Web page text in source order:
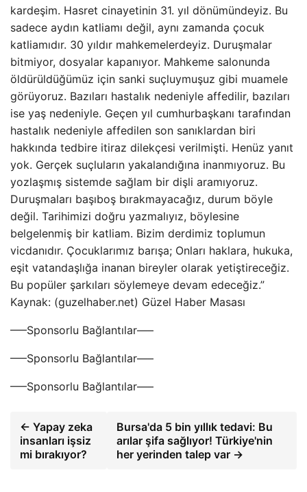
kardeşim. Hasret cinayetinin 31. yıl dönümündeyiz. Bu
sadece aydın katliamı değil, aynı zamanda çocuk
katliamıdır. 30 yıldır mahkemelerdeyiz. Duruşmalar
bitmiyor, dosyalar kapanıyor. Mahkeme salonunda
öldürüldüğümüz için sanki suçluymuşuz gibi muamele
görüyoruz. Bazıları hastalık nedeniyle affedilir, bazıları
ise yaş nedeniyle. Geçen yıl cumhurbaşkanı tarafından
hastalık nedeniyle affedilen son sanıklardan biri
hakkında tedbire itiraz dilekçesi verilmişti. Henüz yanıt
yok. Gerçek suçluların yakalandığına inanmıyoruz. Bu
yozlaşmış sistemde sağlam bir dişli aramıyoruz.
Duruşmaları başıboş bırakmayacağız, durum böyle
değil. Tarihimizi doğru yazmalıyız, böylesine
belgelenmiş bir katliam. Bizim derdimiz toplumun
vicdanıdır. Çocuklarımız barışa; Onları haklara, hukuka,
eşit vatandaşlığa inanan bireyler olarak yetiştireceğiz.
Bu popüler şarkıları söylemeye devam edeceğiz.”
Kaynak: (guzelhaber.net) Güzel Haber Masası
—–Sponsorlu Bağlantılar—–
—–Sponsorlu Bağlantılar—–
—–Sponsorlu Bağlantılar—–
← Yapay zeka
insanları işsiz
mi bırakıyor?
Bursa'da 5 bin yıllık tedavi: Bu
arılar şifa sağlıyor! Türkiye'nin
her yerinden talep var →